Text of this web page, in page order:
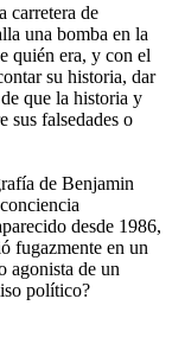
carretera de
una bomba en la
quién era, y con el
su historia, dar
que la historia y
sus falsedades o
de Benjamin
desde 1986,
fugazmente en un
agonista de un
político?